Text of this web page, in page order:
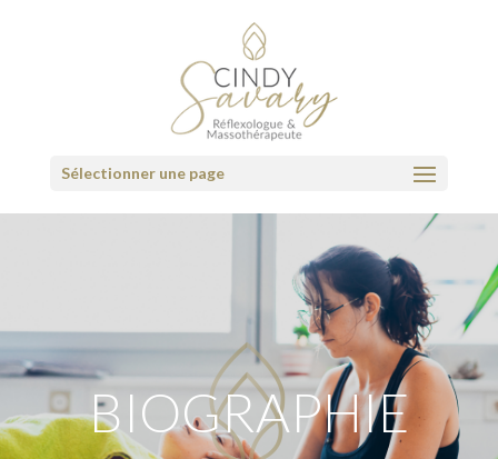
Sélectionner une page
BIOGRAPHIE